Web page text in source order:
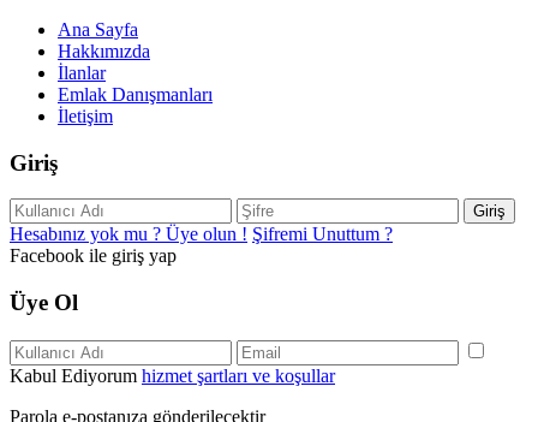
Ana Sayfa
Hakkımızda
İlanlar
Emlak Danışmanları
İletişim
Giriş
Giriş
Hesabınız yok mu ? Üye olun ! Şifremi Unuttum ?
Facebook ile giriş yap
Üye Ol
Kabul Ediyorum hizmet şartları ve koşullar
Parola e-postanıza gönderilecektir